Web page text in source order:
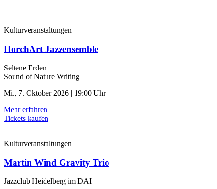
Kulturveranstaltungen
HorchArt Jazzensemble
Seltene Erden
Sound of Nature Writing
Mi., 7. Oktober 2026 | 19:00 Uhr
Mehr erfahren
Tickets kaufen
Kulturveranstaltungen
Martin Wind Gravity Trio
Jazzclub Heidelberg im DAI